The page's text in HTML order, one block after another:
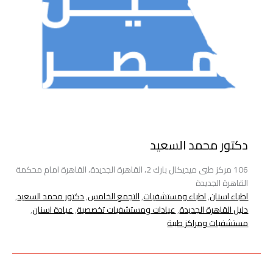
دكتور محمد السعيد
106 مركز طبى ميديكال بارك 2، القاهرة الجديدة، القاهرة امام محكمة
القاهرة الجديدة
اطباء اسنان,اطباء ومستشفيات,التجمع الخامس,دكتور محمد السعيد,
دليل القاهرة الجديدة,عيادات ومستشفيات تخصصية,عيادة اسنان,
مستشفيات ومراكز طبية